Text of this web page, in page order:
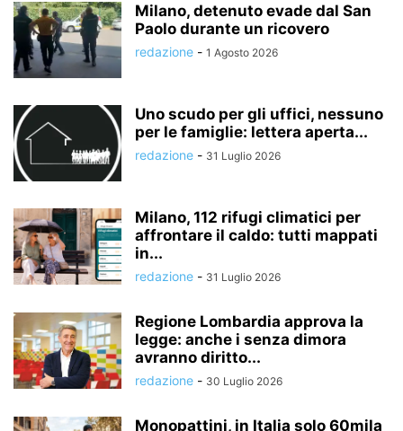
Milano, detenuto evade dal San
Paolo durante un ricovero
redazione - 1 Agosto 2026
Uno scudo per gli uffici, nessuno
per le famiglie: lettera aperta...
redazione - 31 Luglio 2026
Milano, 112 rifugi climatici per
affrontare il caldo: tutti mappati
in...
redazione - 31 Luglio 2026
Regione Lombardia approva la
legge: anche i senza dimora
avranno diritto...
redazione - 30 Luglio 2026
Monopattini, in Italia solo 60mila